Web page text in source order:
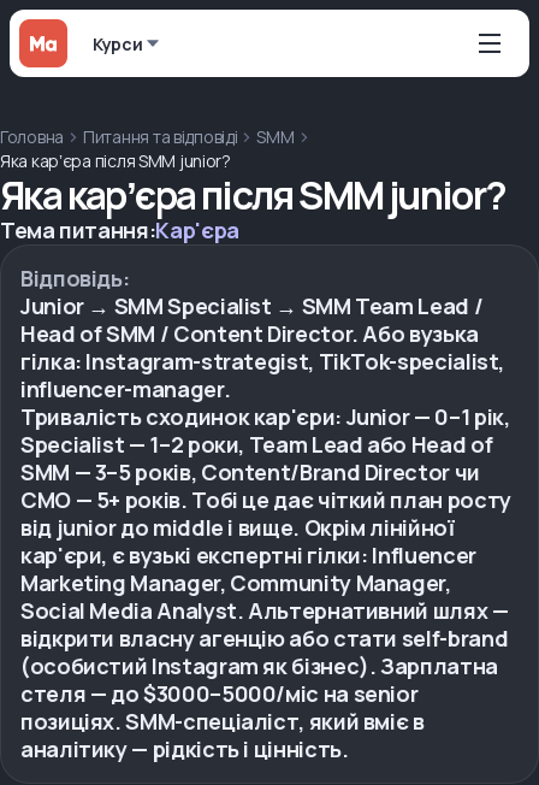
Курси
Головна Питання та відповіді
SMM
Яка карʼєра після SMM junior?
Яка карʼєра після SMM junior?
Тема питання:Кар'єра
Відповідь:
Junior → SMM Specialist → SMM Team Lead /
Head of SMM / Content Director. Або вузька
гілка: Instagram-strategist, TikTok-specialist,
influencer-manager.
Тривалість сходинок кар'єри: Junior — 0–1 рік,
Specialist — 1–2 роки, Team Lead або Head of
SMM — 3–5 років, Content/Brand Director чи
CMO — 5+ років. Тобі це дає чіткий план росту
від junior до middle і вище. Окрім лінійної
кар'єри, є вузькі експертні гілки: Influencer
Marketing Manager, Community Manager,
Social Media Analyst. Альтернативний шлях —
відкрити власну агенцію або стати self-brand
(особистий Instagram як бізнес). Зарплатна
стеля — до $3000–5000/міс на senior
позиціях. SMM-спеціаліст, який вміє в
аналітику — рідкість і цінність.